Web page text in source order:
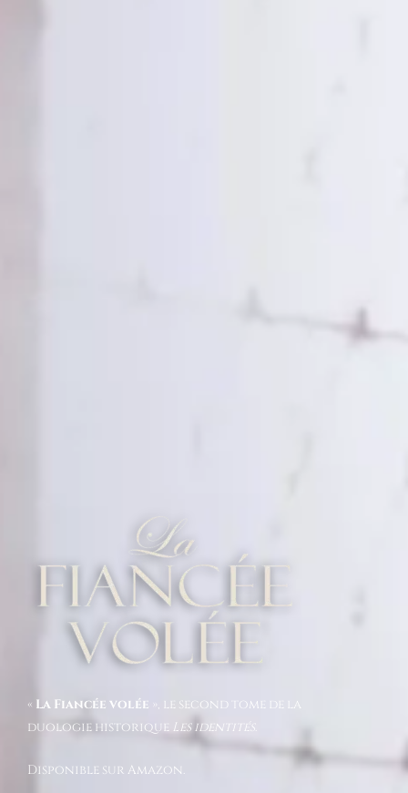
« La Fiancée volée », le second tome de la
duologie historique Les identités.
Disponible sur Amazon.